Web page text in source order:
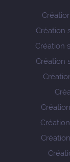
Création
Création
Création